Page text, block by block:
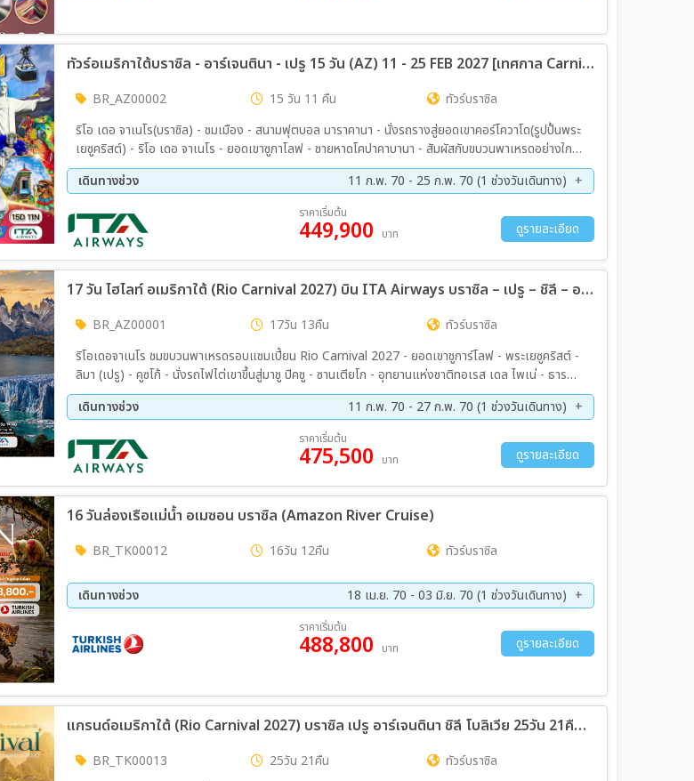
ทัวร์อเมริกาใต้บราซิล - อาร์เจนตินา - เปรู 15 วัน (AZ) 11 - 25 FEB 2027 [เทศกาล Carnival 2027]
BR_AZ00002 15 วัน 11 คืน
ทัวร์บราซิล
ริโอ เดอ จาเนโร(บราซิล) - ชมเมือง - สนามฟุตบอล มาราคานา - นั่งรถรางสู่ยอดเขาคอร์โควาโด(รูปปั้นพระ
เยซูคริสต์) - ริโอ เดอ จาเนโร - ยอดเขาซูกาโลฟ - ชายหาดโคปาคาบานา - สัมผัสกับขบวนพาเหรดอย่างใกล้
ชิด พร้อมเสื้อ T - Shirt เป็นที่ระลึก - บินภานในสู่ “อุทยานแห่งชาติอิกัวซู ฝั่งบราซิล” - ชมอุทยานแห่งชาติ
อิกัวซูฝั่งบราซิล - สวนสัตว์และนกพื้นเมือง(Bird’s Park in Foz do Iguaçu) - พักโรงแรม 5 ดาว - นั่งรถ
เดินทางช่วง
11 ก.พ. 70 - 25 ก.พ. 70 (1 ช่วงวันเดินทาง)
ราคาเริ่มต้น
449,900 บาท ดูรายละเอียด
17 วัน ไฮไลท์ อเมริกาใต้ (Rio Carnival 2027) บิน ITA Airways บราซิล – เปรู – ชิลี – อาร์เจนตินา (ปาตาโกเนีย)
BR_AZ00001 17วัน 13คืน
ทัวร์บราซิล
ริโอเดอจาเนโร ชมขบวนพาเหรดรอบแชมเปี้ยน Rio Carnival 2027 - ยอดเขาชูการ์โลฟ - พระเยซูคริสต์ -
ลิมา (เปรู) - คูซโก้ - นั่งรถไฟไต่เขาขึ้นสู่มาชู ปิคชู - ซานเตียโก - อุทยานแห่งชาติทอเรส เดล ไพเน่ - ธารน้ำ
แข็งมรดกโลกเปอร์ริโตเมอริโน - บัวโนสไอเรส (อาร์เจนตินา) – เขื่อนอิไตปู น้ำตกอิกวาซูฟอลส์ (Brazil) -
น้ำตกอิกวาซูฟอลส์ (ฝั่งอาร์เจนตินา)
เดินทางช่วง
11 ก.พ. 70 - 27 ก.พ. 70 (1 ช่วงวันเดินทาง)
ราคาเริ่มต้น
475,500 บาท ดูรายละเอียด
16 วันล่องเรือแม่น้ำ อเมซอน บราซิล (Amazon River Cruise)
BR_TK00012 16วัน 12คืน ทัวร์บราซิล
เดินทางช่วง
18 เม.ย. 70 - 03 มิ.ย. 70 (1 ช่วงวันเดินทาง)
ราคาเริ่มต้น
488,800 บาท ดูรายละเอียด
แกรนด์อเมริกาใต้ (Rio Carnival 2027) บราซิล เปรู อาร์เจนตินา ชิลี โบลิเวีย 25วัน 21คืน (TK)
BR_TK00013 25วัน 21คืน
ทัวร์บราซิล